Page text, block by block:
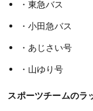
・東急バス
・小田急バス
・あじさい号
・山ゆり号
スポーツチームのラ